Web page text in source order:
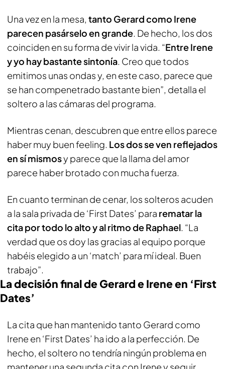
Una vez en la mesa, tanto Gerard como Irene
parecen pasárselo en grande. De hecho, los dos
coinciden en su forma de vivir la vida. “Entre Irene
y yo hay bastante sintonía. Creo que todos
emitimos unas ondas y, en este caso, parece que
se han compenetrado bastante bien”, detalla el
soltero a las cámaras del programa.
Mientras cenan, descubren que entre ellos parece
haber muy buen feeling. Los dos se ven reflejados
en sí mismosy parece que la llama del amor
parece haber brotado con mucha fuerza.
En cuanto terminan de cenar, los solteros acuden
a la sala privada de ‘First Dates’ para rematar la
cita por todo lo alto y al ritmo de Raphael. “La
verdad que os doy las gracias al equipo porque
habéis elegido a un ‘match’ para mí ideal. Buen
trabajo”.
La decisión final de Gerard e Irene en ‘First
Dates’
La cita que han mantenido tanto Gerard como
Irene en ‘First Dates’ ha ido a la perfección. De
hecho, el soltero no tendría ningún problema en